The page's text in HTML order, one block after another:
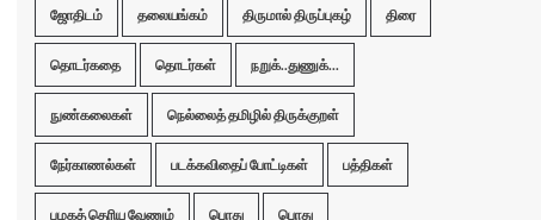
ஜோதிடம் தலையங்கம் திருமால் திருப்புகழ் திரை
தொடர்கதை தொடர்கள் நறுக்..துணுக்...
நுண்கலைகள் நெல்லைத் தமிழில் திருக்குறள்
நேர்காணல்கள் படக்கவிதைப் போட்டிகள் பத்திகள்
பழகத் தெரிய வேணும் பொது பொது